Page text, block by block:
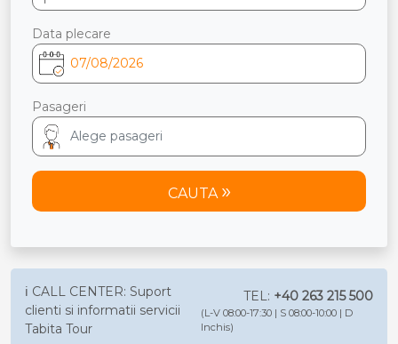
Data plecare
Pasageri
CAUTA
ℹ️ CALL CENTER: Suport
clienti si informatii servicii
Tabita Tour
TEL: +40 263 215 500
(L-V 08:00-17:30 | S 08:00-10:00 | D
Inchis)